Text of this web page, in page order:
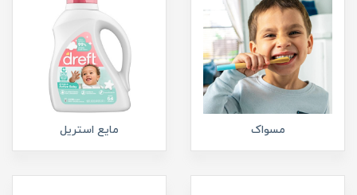
مسواک مایع استریل